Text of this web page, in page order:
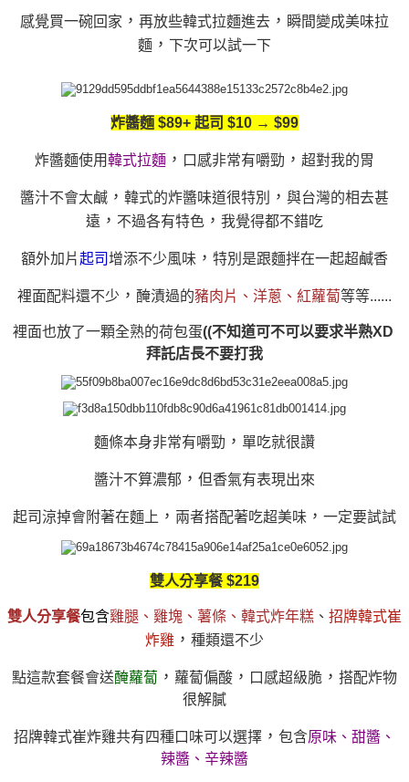
感覺買一碗回家 ， 再放些韓式拉麵進去 ， 瞬間變成美味拉
麵 ， 下次可以試一下
炸醬麵 $89+ 起司 $10 → $99
炸醬麵使用韓式拉麵 ， 口感非常有嚼勁 ， 超對我的胃
醬汁不會太鹹 ， 韓式的炸醬味道很特別 ， 與台灣的相去甚
遠 ， 不過各有特色 ， 我覺得都不錯吃
額外加片起司增添不少風味 ， 特別是跟麵拌在一起超鹹香
裡面配料還不少 ， 醃漬過的豬肉片、洋蔥、紅蘿蔔等等......
裡面也放了一顆全熟的荷包蛋((不知道可不可以要求半熟XD
拜託店長不要打我
麵條本身非常有嚼勁 ， 單吃就很讚
醬汁不算濃郁 ， 但香氣有表現出來
起司涼掉會附著在麵上 ， 兩者搭配著吃超美味 ， 一定要試試
雙人分享餐 $219
雙人分享餐包含雞腿、雞塊、薯條、韓式炸年糕 、 招牌韓式崔
炸雞 ， 種類還不少
點這款套餐會送醃蘿蔔 ， 蘿蔔偏酸 ， 口感超級脆 ， 搭配炸物
很解膩
招牌韓式崔炸雞共有四種口味可以選擇 ， 包含原味、甜醬、
辣醬、辛辣醬